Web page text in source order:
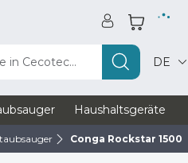
in Cecotec... DE
Haushaltsgeräte
Conga Rockstar 1500